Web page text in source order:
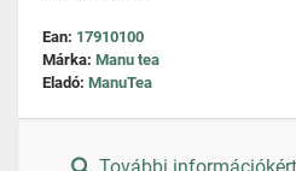
Ean: 17910100
Márka: Manu tea
Eladó: ManuTea